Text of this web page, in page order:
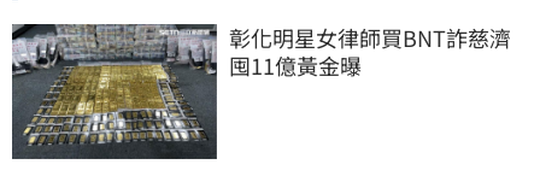
彰化明星女律師買BNT詐慈濟
囤11億黃金曝